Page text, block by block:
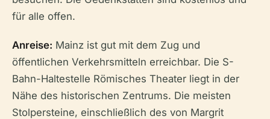
für alle offen.
Anreise: Mainz ist gut mit dem Zug und
öffentlichen Verkehrsmitteln erreichbar. Die S-
Bahn-Haltestelle Römisches Theater liegt in der
Nähe des historischen Zentrums. Die meisten
Stolpersteine, einschließlich des von Margrit